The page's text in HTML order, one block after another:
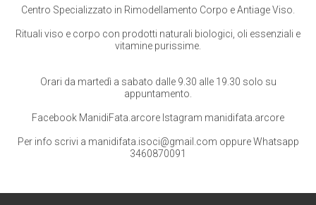
Centro Specializzato in Rimodellamento Corpo e Antiage Viso.
Rituali viso e corpo con prodotti naturali biologici, oli essenziali e
vitamine purissime.
Orari da martedì a sabato dalle 9.30 alle 19.30 solo su
appuntamento.
Facebook ManidiFata.arcore Istagram manidifata.arcore
Per info scrivi a manidifata.isoci@gmail.com oppure Whatsapp
3460870091